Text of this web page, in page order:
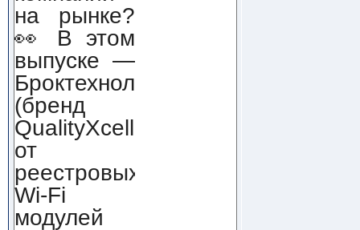
на рынке?
👀 В этом
выпуске —
Броктехнолоджи
(бренд
QualityXcellence):
от
реестровых
Wi-Fi
модулей